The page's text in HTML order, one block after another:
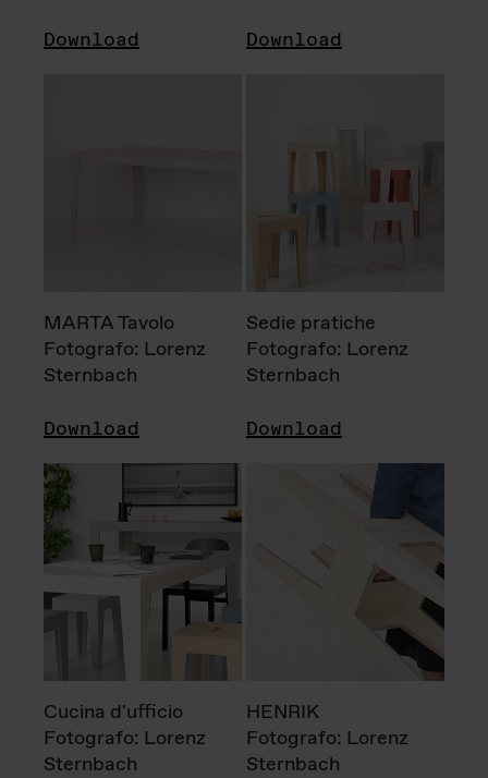
Download Download
MARTA Tavolo
Fotografo: Lorenz
Sternbach
Download
Sedie pratiche
Fotografo: Lorenz
Sternbach
Download
Cucina d'ufficio
Fotografo: Lorenz
Sternbach
HENRIK
Fotografo: Lorenz
Sternbach